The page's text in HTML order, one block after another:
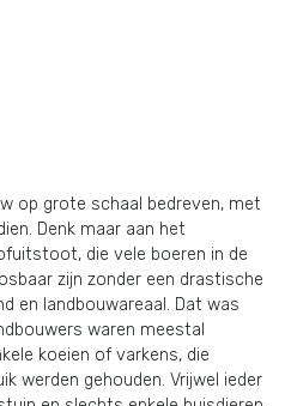
op grote schaal bedreven, met
Denk maar aan het
die vele boeren in de
zijn zonder een drastische
en landbouwareaal. Dat was
waren meestal
koeien of varkens, die
werden gehouden. Vrijwel ieder